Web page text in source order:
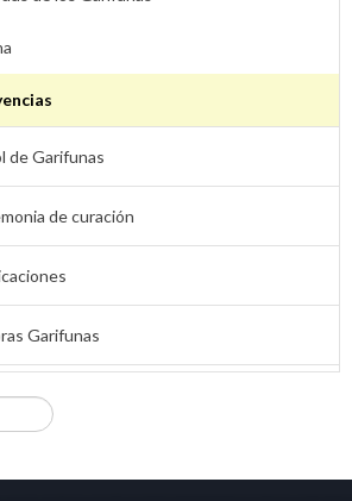
de Garifunas
de curación
Garifunas